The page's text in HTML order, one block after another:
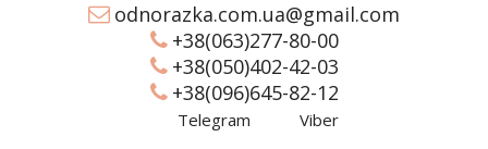
odnorazka.com.ua@gmail.com
+38(063)277-80-00
+38(050)402-42-03
+38(096)645-82-12
Telegram Viber